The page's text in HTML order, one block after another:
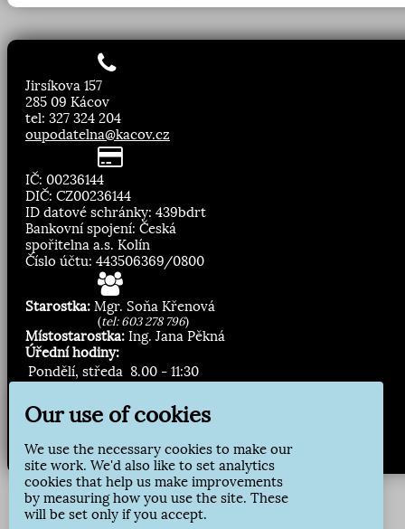
Jirsíkova 157
285 09 Kácov
tel: 327 324 204
oupodatelna@kacov.cz
IČ: 00236144
DIČ: CZ00236144
ID datové schránky: 439bdrt
Bankovní spojení: Česká
spořitelna a.s. Kolín
Číslo účtu: 443506369/0800
Starostka: Mgr. Soňa Křenová
(tel: 603 278 796)
Místostarostka: Ing. Jana Pěkná
Úřední hodiny:
Pondělí, středa 8.00 - 11:30
Přihlásit odběr
Our use of cookies
We use the necessary cookies to make our
site work. We'd also like to set analytics
cookies that help us make improvements
by measuring how you use the site. These
will be set only if you accept.